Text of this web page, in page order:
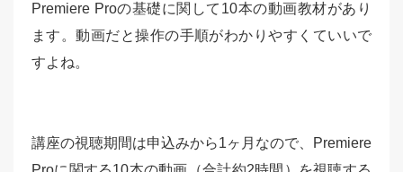
Premiere Proの基礎に関して10本の動画教材があり
ます。動画だと操作の手順がわかりやすくていいで
すよね。
講座の視聴期間は申込みから1ヶ月なので、Premiere